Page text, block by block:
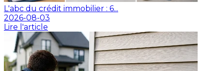
L'abc du crédit immobilier : 6...
2026-08-03
Lire l'article